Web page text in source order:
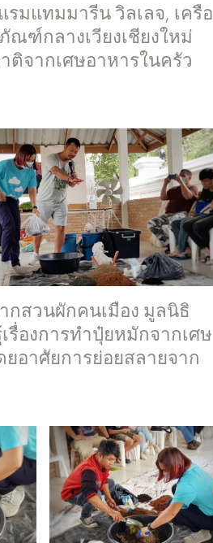
มแทมมารีน วิลเลจ, เครือ
ณฑ์กลางเวียงเชียงใหม่
จากเศษอาหารในครัว
กสวนผักคนเมือง มูลนิธิ
รื่องการทำปุ๋ยหมักจากเศษ
อาศัยการย่อยสลายจาก